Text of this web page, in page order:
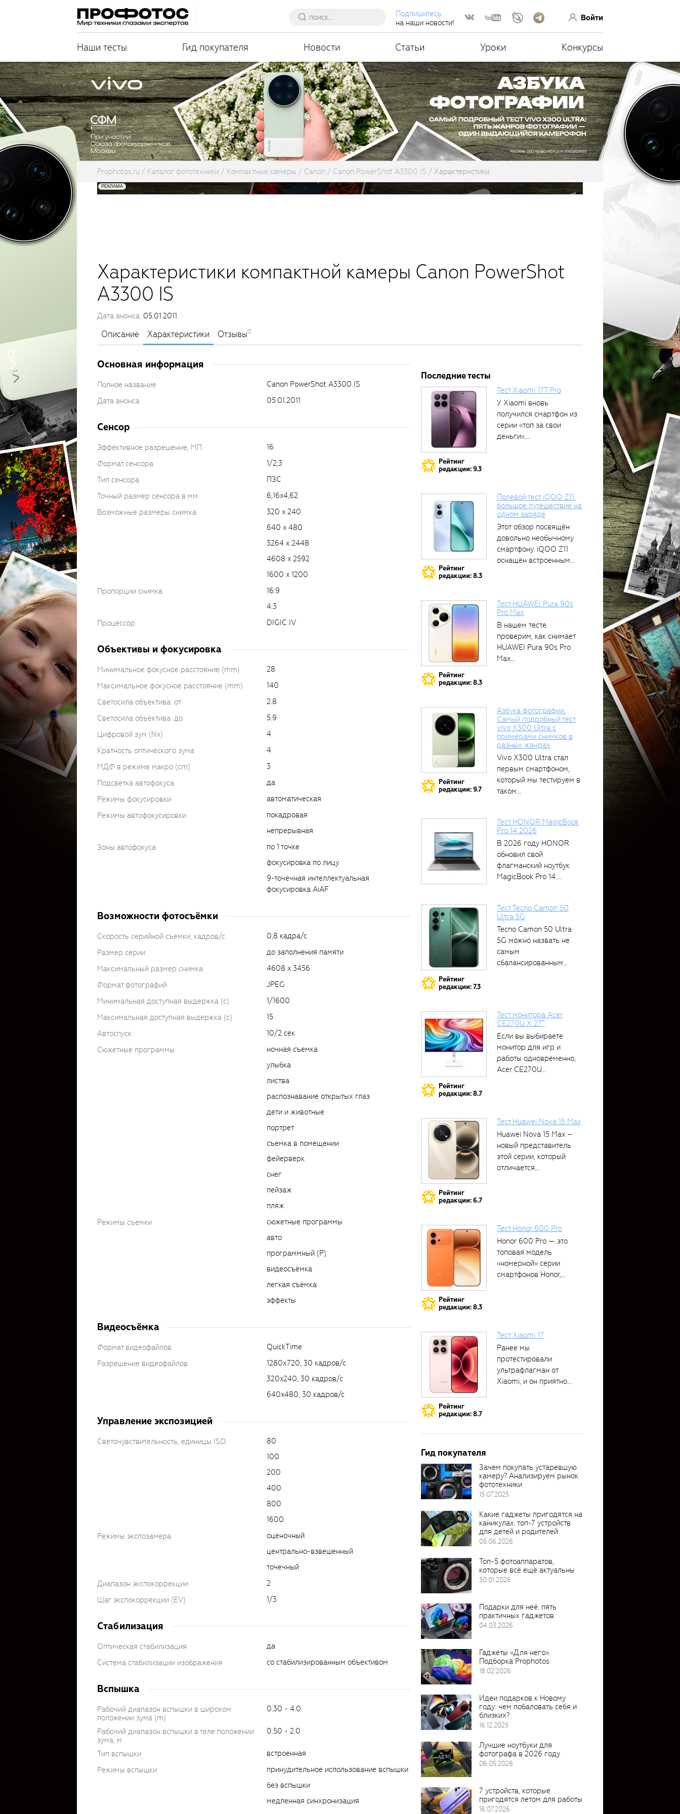
Подпишитесь
на наши новости!
Войти
Наши тесты Гид покупателя Новости Статьи Уроки Конкурсы
Prophotos.ru Каталог фототехники Компактные камеры Canon Canon PowerShot A3300 IS Характеристики
Характеристики компактной камеры Canon PowerShot
A3300 IS
Дата анонса: 05.01.2011
Описание Характеристики Отзывы0
Основная информация
Полное название
Canon PowerShot A3300 IS
Дата анонса
05.01.2011
Сенсор
Эффективное разрешение, МП
16
Формат сенсора
1/2,3
Тип сенсора
ПЗС
Точный размер сенсора в мм
6,16x4,62
Возможные размеры снимка
320 x 240
640 x 480
3264 x 2448
4608 x 2592
1600 x 1200
Пропорции снимка
16:9
4:3
Процессор
DIGIC IV
Объективы и фокусировка
Минимальное фокусное расстояние (mm)
28
Максимальное фокусное расстояние (mm)
140
Светосила объектива: от
2.8
Светосила объектива: до
5.9
Цифровой зум (Nx)
4
Кратность оптического зума
4
МДФ в режиме макро (cm)
3
Подсветка автофокуса
да
Режимы фокусировки
автоматическая
Режимы автофокусировки
покадровая
непрерывная
Зоны автофокуса
по 1 точке
фокусировка по лицу
9-точечная интеллектуальная
фокусировка AiAF
Возможности фотосъёмки
Скорость серийной съемки, кадров/с
0,8 кадра/с
Размер серии
до заполнения памяти
Максимальный размер снимка
4608 x 3456
Формат фотографий
JPEG
Минимальная доступная выдержка (c)
1/1600
Максимальная доступная выдержка (c)
15
Автоспуск
10/2 сек
Сюжетные программы
ночная съемка
улыбка
листва
распознавание открытых глаз
дети и животные
портрет
съемка в помещении
фейерверк
снег
пейзаж
пляж
Режимы съемки
сюжетные программы
авто
программный (P)
видеосъёмка
легкая съёмка
эффекты
Видеосъёмка
Формат видеофайлов
QuickTime
Разрешение видеофайлов
1280х720, 30 кадров/с
320x240, 30 кадров/с
640x480, 30 кадров/с
Управление экспозицией
Светочувствительность, единицы ISO
80
100
200
400
800
1600
Режимы экспозамера
оценочный
центрально-взвешенный
точечный
Диапазон экспокоррекции
2
Шаг экспокоррекции (EV)
1/3
Стабилизация
Оптическая стабилизация
да
Система стабилизации изображения
со стабилизированным объективом
Вспышка
Рабочий диапазон вспышки в широком
положении зума (m)
0.30 - 4.0
Рабочий диапазон вспышки в теле положении
зума, м
0.50 - 2.0
Тип вспышки
встроенная
Режимы вспышки
принудительное использование вспышки
без вспышки
медленная синхронизация
Последние тесты
Рейтинг
редакции: 9.3
Тест Xiaomi 17T Pro
У Xiaomi вновь
получился смартфон из
серии «топ за свои
деньги»....
Рейтинг
редакции: 8.3
Полевой тест iQOO Z11:
большое путешествие на
одном заряде
Этот обзор посвящён
довольно необычному
смартфону. iQOO Z11
оснащён встроенным
Рейтинг
редакции: 8.3
Тест HUAWEI Pura 90s
Pro Max
В нашем тесте
проверим, как снимает
HUAWEI Pura 90s Pro
Max...
Рейтинг
редакции: 9.7
Азбука фотографии.
Самый подробный тест
vivo X300 Ultra с
примерами снимков в
разных жанрах
Vivo X300 Ultra стал
первым смартфоном,
который мы тестируем в
таком...
Тест HONOR MagicBook
Pro 14 2026
В 2026 году HONOR
обновил свой
флагманский ноутбук
MagicBook Pro 14....
Рейтинг
редакции: 7.3
Тест Tecno Camon 50
Ultra 5G
Tecno Camon 50 Ultra
5G можно назвать не
самым
сбалансированным
Рейтинг
редакции: 8.7
Тест монитора Acer
CE270U X 27″
Если вы выбираете
монитор для игр и
работы одновременно,
Acer CE270U...
Рейтинг
редакции: 6.7
Тест Huawei Nova 15 Max
Huawei Nova 15 Max –
новый представитель
этой серии, который
отличается...
Рейтинг
редакции: 8.3
Тест Honor 600 Pro
Honor 600 Pro — это
топовая модель
«номерной» серии
смартфонов Honor,...
Рейтинг
редакции: 8.7
Тест Xiaomi 17
Ранее мы
протестировали
ультрафлагман от
Xiaomi, и он приятно
Гид покупателя
Зачем покупать устаревшую
камеру? Анализируем рынок
фототехники
15.07.2025
Какие гаджеты пригодятся на
каникулах: топ-7 устройств
для детей и родителей
05.06.2026
Топ-5 фотоаппаратов,
которые всё ещё актуальны
30.01.2026
Подарки для неё: пять
практичных гаджетов
04.03.2026
Гаджеты «Для него».
Подборка Prophotos
18.02.2026
Идеи подарков к Новому
году: чем побаловать себя и
близких?
16.12.2025
Лучшие ноутбуки для
фотографа в 2026 году
06.05.2026
7 устройств, которые
пригодятся летом для работы
16.07.2026